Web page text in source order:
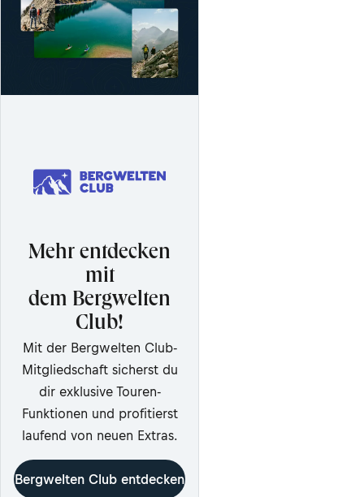
Mehr entdecken
mit
dem Bergwelten
Club!
Mit der Bergwelten Club-
Mitgliedschaft sicherst du
dir exklusive Touren-
Funktionen und profitierst
laufend von neuen Extras.
Bergwelten Club entdecken